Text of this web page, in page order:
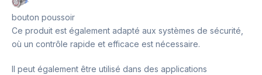
bouton poussoir
Ce produit est également adapté aux systèmes de sécurité,
où un contrôle rapide et efficace est nécessaire.
Il peut également être utilisé dans des applications